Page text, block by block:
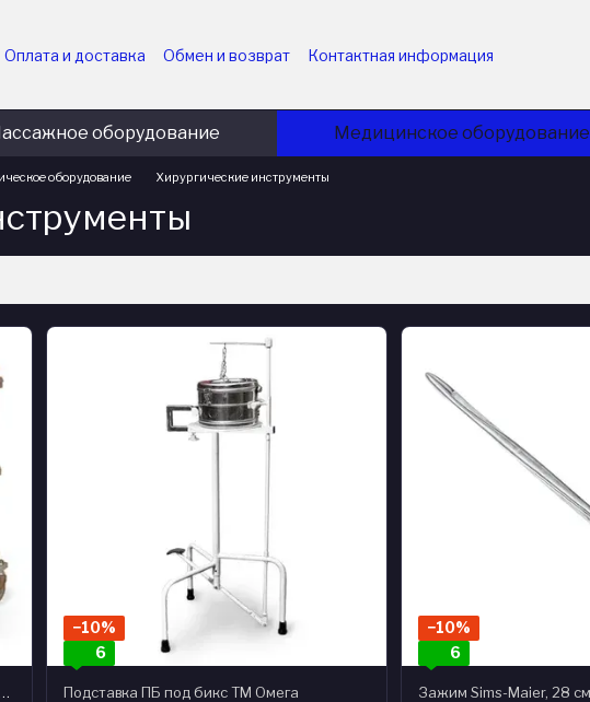
Оплата и доставка Обмен и возврат
Контактная информация
оборудование Медицинское оборудование
оборудование Хирургические инструменты
Тележка ТКСК для перевозки биксов ТМ Омега
−10%
6
Подставка ПБ под бикс ТМ Омега
−10%
6